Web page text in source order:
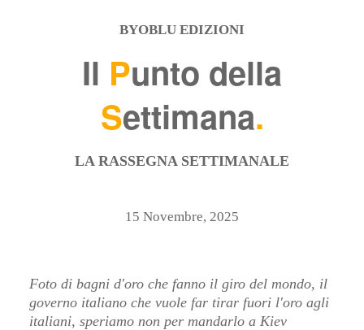
BYOBLU EDIZIONI
Il Punto della
Settimana.
LA RASSEGNA SETTIMANALE
15 Novembre, 2025
Foto di bagni d'oro che fanno il giro del mondo, il
governo italiano che vuole far tirar fuori l'oro agli
italiani, speriamo non per mandarlo a Kiev